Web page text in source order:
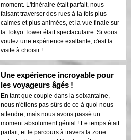
moment. L'itinéraire était parfait, nous
faisant traverser des rues à la fois plus
calmes et plus animées, et la vue finale sur
la Tokyo Tower était spectaculaire. Si vous
voulez une expérience exaltante, c'est la
visite à choisir !
Une expérience incroyable pour
les voyageurs âgés !
En tant que couple dans la soixantaine,
nous n'étions pas sûrs de ce à quoi nous
attendre, mais nous avons passé un
moment absolument génial ! Le temps était
parfait, et le parcours à travers la zone